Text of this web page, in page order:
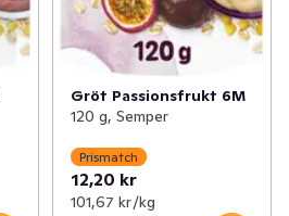
Gröt Passionsfrukt 6M
120 g, Semper
Prismatch
12,20 kr
101,67 kr /kg